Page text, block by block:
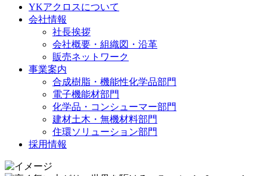
YKアクロスについて
会社情報
社長挨拶
会社概要・組織図・沿革
販売ネットワーク
事業案内
合成樹脂・機能性化学品部門
電子機能材部門
化学品・コンシューマー部門
建材土木・無機材料部門
住環ソリューション部門
採用情報